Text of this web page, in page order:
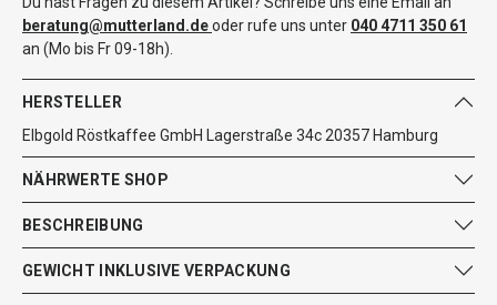
beratung@mutterland.deoder rufe uns unter 040 4711 350 61
an (Mo bis Fr 09-18h).
HERSTELLER
Elbgold Röstkaffee GmbH Lagerstraße 34c 20357 Hamburg
NÄHRWERTE SHOP
BESCHREIBUNG
GEWICHT INKLUSIVE VERPACKUNG